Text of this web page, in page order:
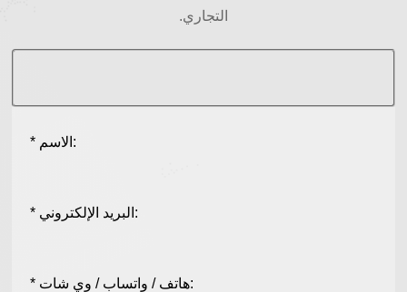
التجاري.
* الاسم:
* البريد الإلكتروني:
* هاتف / واتساب / وي شات: